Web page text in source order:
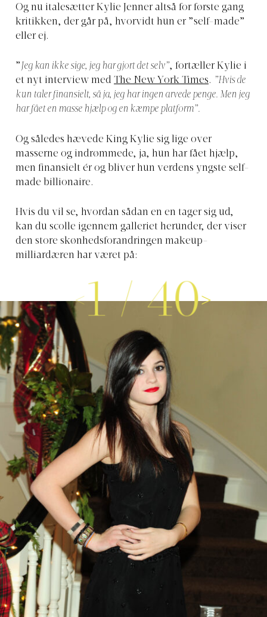
Og nu italesætter Kylie Jenner altså for første gang
kritikken, der går på, hvorvidt hun er ”self-made”
eller ej.
”Jeg kan ikke sige, jeg har gjort det selv”, fortæller Kylie i
et nyt interview med The New York Times. ”Hvis de
kun taler finansielt, så ja, jeg har ingen arvede penge. Men jeg
har fået en masse hjælp og en kæmpe platform”.
Og således hævede King Kylie sig lige over
masserne og indrømmede, ja, hun har fået hjælp,
men finansielt ér og bliver hun verdens yngste self-
made billionaire.
Hvis du vil se, hvordan sådan en en tager sig ud,
kan du scolle igennem galleriet herunder, der viser
den store skønhedsforandringen makeup-
milliardæren har været på:
1/40